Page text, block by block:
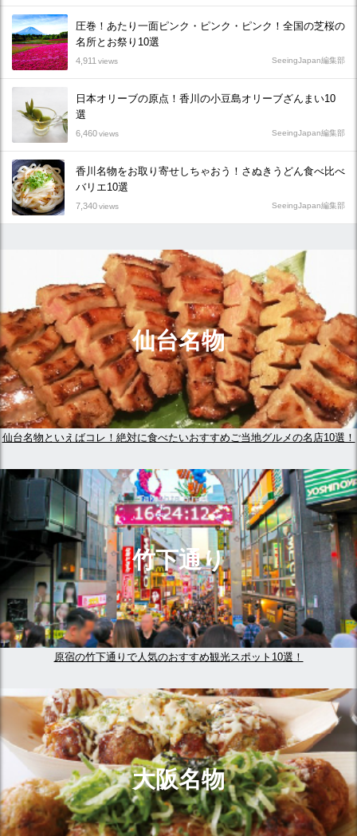
圧巻！あたり一面ピンク・ピンク・ピンク！全国の芝桜の
名所とお祭り10選
4,911 views SeeingJapan編集部
日本オリーブの原点！香川の小豆島オリーブざんまい10
選
6,460views SeeingJapan編集部
香川名物をお取り寄せしちゃおう！さぬきうどん食べ比べ
バリエ10選
7,340views SeeingJapan編集部
仙台名物
仙台名物といえばコレ！絶対に食べたいおすすめご当地グルメの名店10選！
竹下通り
原宿の竹下通りで人気のおすすめ観光スポット10選！
大阪名物